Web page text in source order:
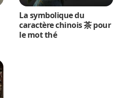
La symbolique du
caractère chinois 茶 pour
le mot thé